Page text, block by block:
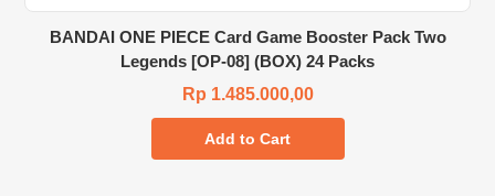
BANDAI ONE PIECE Card Game Booster Pack Two
Legends [OP-08] (BOX) 24 Packs
Rp 1.485.000,00
Add to Cart